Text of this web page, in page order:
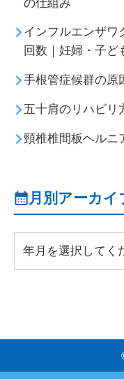
インフルエンザワ
回数｜妊婦・子ど
手根管症候群の原
五十肩のリハビリ
頸椎椎間板ヘルニ
月別アーカイ
年月を選択してく